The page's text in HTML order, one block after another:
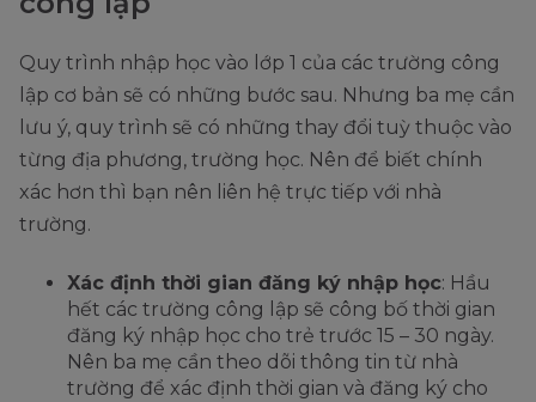
Quy trình nhập học vào lớp 1 của các trường công
lập cơ bản sẽ có những bước sau. Nhưng ba mẹ cần
lưu ý, quy trình sẽ có những thay đổi tuỳ thuộc vào
từng địa phương, trường học. Nên để biết chính
xác hơn thì bạn nên liên hệ trực tiếp với nhà
trường.
Xác định thời gian đăng ký nhập học: Hầu
hết các trường công lập sẽ công bố thời gian
đăng ký nhập học cho trẻ trước 15 – 30 ngày.
Nên ba mẹ cần theo dõi thông tin từ nhà
trường để xác định thời gian và đăng ký cho